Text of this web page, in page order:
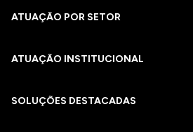
ATUAÇÃO POR SETOR
ATUAÇÃO INSTITUCIONAL
SOLUÇÕES DESTACADAS